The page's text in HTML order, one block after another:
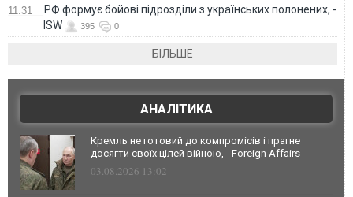
11:31
РФ формує бойові підрозділи з українських полонених, -
ISW
395 0
БІЛЬШЕ
АНАЛІТИКА
Кремль не готовий до компромісів і прагне
досягти своїх цілей війною, - Foreign Affairs
03.08.2026 13:02